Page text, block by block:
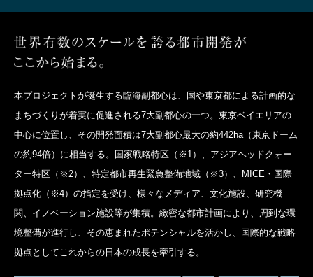
本プロジェクトが誕生する臨海副都心は、国や東京都による計画的な
まちづくりが着実に促進される7大副都心の一つ。東京ベイエリアの
中心に位置し、その開発面積は7大副都心最大の約442ha（東京ドーム
の約94倍）に相当する。国家戦略特区（※1）、アジアヘッドクォー
ター特区（※2）、特定都市再生緊急整備地域（※3）、MICE・国際
拠点化（※4）の指定を受け、様々なメディア、文化施設、研究機
関、イノベーション施設等が集積。緻密な都市計画により、周到な環
境整備が進行し、その恵まれたポテンシャルを活かし、国際的な戦略
拠点としてこれからの日本の成長を牽引する。